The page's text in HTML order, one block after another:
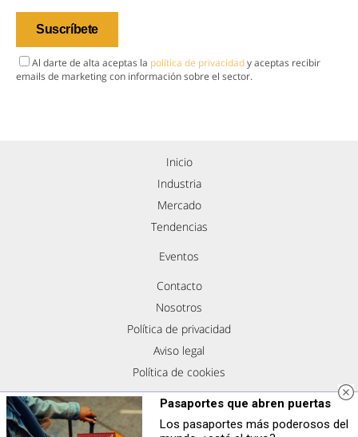
Al darte de alta aceptas la política de privacidady aceptas recibir
emails de marketing con información sobre el sector.
Inicio
Industria
Mercado
Tendencias
Eventos
Contacto
Nosotros
Política de privacidad
Aviso legal
Política de cookies
Síguenos
Pasaportes que abren puertas
Los pasaportes más poderosos del